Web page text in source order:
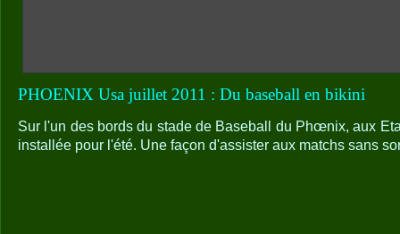
PHOENIX Usa juillet 2011 : Du baseball en bikini
Sur l'un des bords du stade de Baseball du Phœnix, aux
installée pour l'été. Une façon d'assister aux matchs sans